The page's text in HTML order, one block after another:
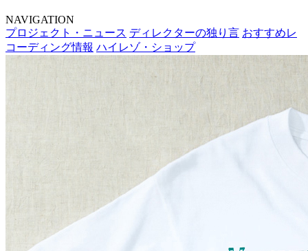
NAVIGATION
プロジェクト・ニュース ディレクターの独り言 おすすめレ
コーディング情報 ハイレゾ・ショップ